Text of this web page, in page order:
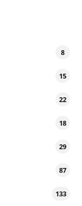
8
15
22
18
29
87
133